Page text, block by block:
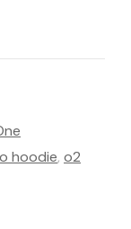
hoodie, o2